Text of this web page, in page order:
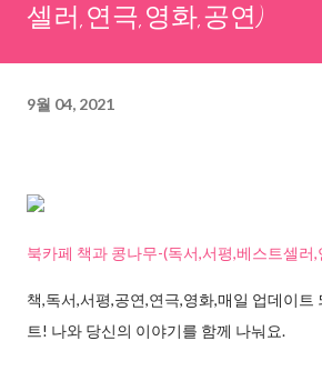
셀러,연극,영화,공연)
9월 04, 2021
북카페 책과 콩나무-(독서,서평,베스트셀러,
책,독서,서평,공연,연극,영화,매일 업데이트
트! 나와 당신의 이야기를 함께 나눠요.